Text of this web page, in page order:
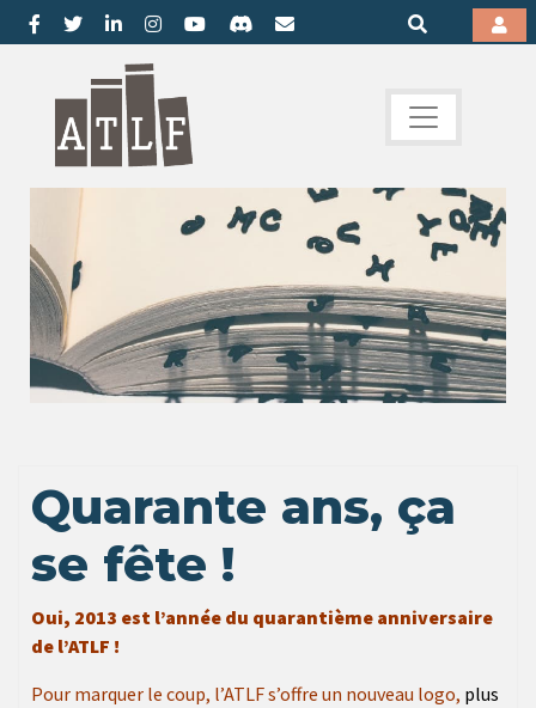
Quarante ans, ça
se fête !
Oui, 2013 est l’année du quarantième anniversaire
de l’ATLF !
Pour marquer le coup, l’ATLF s’offre un nouveau logo, plus